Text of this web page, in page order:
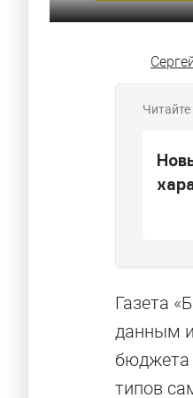
Читайте
Газета
данным
бюджета
типов